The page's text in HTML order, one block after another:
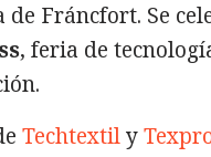
de Fráncfort. Se
, feria de
Techtextily